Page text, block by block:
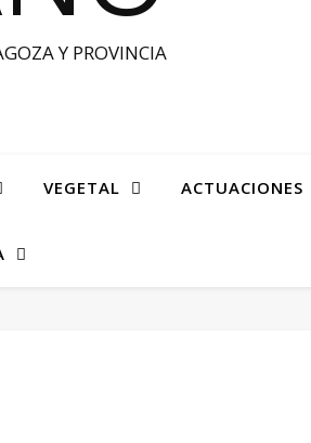
Y PROVINCIA
VEGETAL ACTUACIONES